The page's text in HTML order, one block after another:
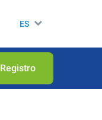
ES
Registro